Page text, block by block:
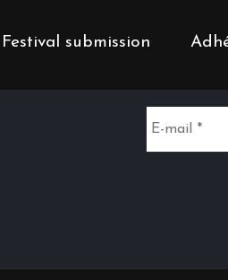
Festival submission